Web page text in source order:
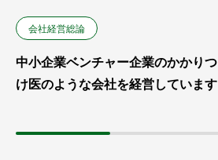
会社経営総論
中小企業ベンチャー企業のかかりつ
け医のような会社を経営しています